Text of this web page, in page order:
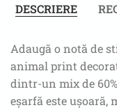
DESCRIERE
Adaugă o notă de
animal print
dintr-un mix de
eșarfă este ușoară,